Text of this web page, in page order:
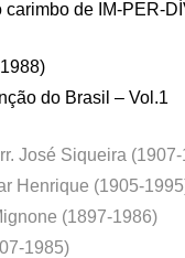
de IM-PER-
do Brasil – Vol.1
José Siqueira
Henrique (1905-
(1897-1986)
1985)